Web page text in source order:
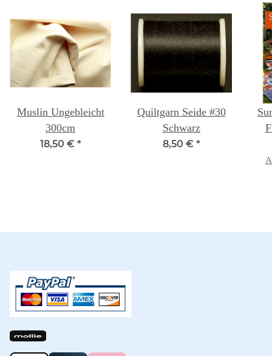
Muslin Ungebleicht
300cm
18,50 € *
Quiltgarn Seide #30
Schwarz
8,50 € *